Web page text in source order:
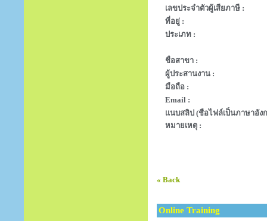
เลขประจำตัวผู้เสียภาษี :
ที่อยู่ :
ประเภท :
ชื่อสาขา :
ผู้ประสานงาน :
มือถือ :
Email :
แนบสลิป (ชือไฟล์เป็นภาษาอัง
หมายเหตุ :
« Back
Online Training